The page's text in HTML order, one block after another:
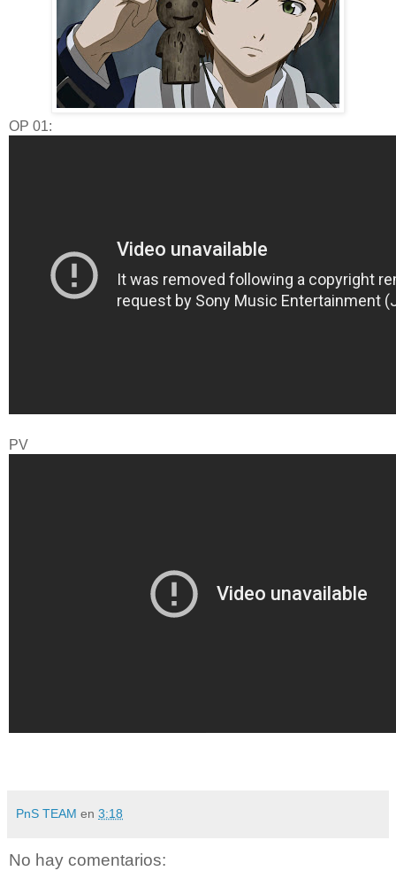
OP 01:
PV
PnS TEAM en 3:18
No hay comentarios: